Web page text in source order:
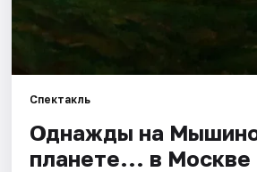
Спектакль
Однажды на
планете... в Москве